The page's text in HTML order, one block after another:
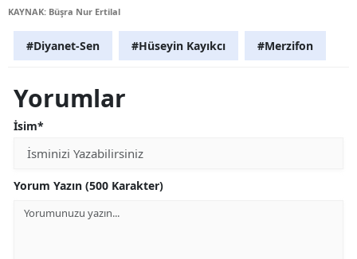
KAYNAK: Büşra Nur Ertilal
#Diyanet-Sen #Hüseyin Kayıkcı #Merzifon
Yorumlar
İsim*
Yorum Yazın (500 Karakter)